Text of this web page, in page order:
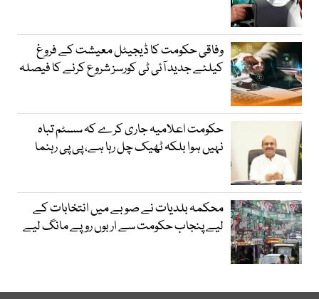
وفاقی حکومت کا ڈیجیٹل معیشت کے فروغ
کیلئے جدید آئی ٹی کورسز شروع کرنے کا فیصلہ
حکومت اعلامیہ جاری کرے کہ سسٹم تباہ
نہیں ہوا بلکہ ٹھیک چل رہا ہے، پی پی رہنما
محکمہ بلدیات نے صوبے میں انتخابات کے
لیے پنجاب حکومت سے اربوں روپے مانگ لیے